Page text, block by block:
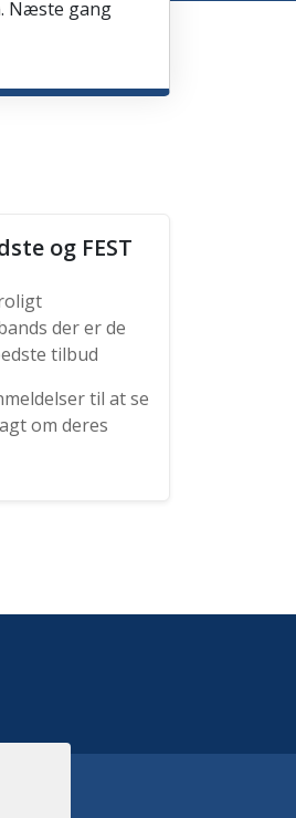
Næste gang
og FEST
der er de
tilbud
til at se
om deres